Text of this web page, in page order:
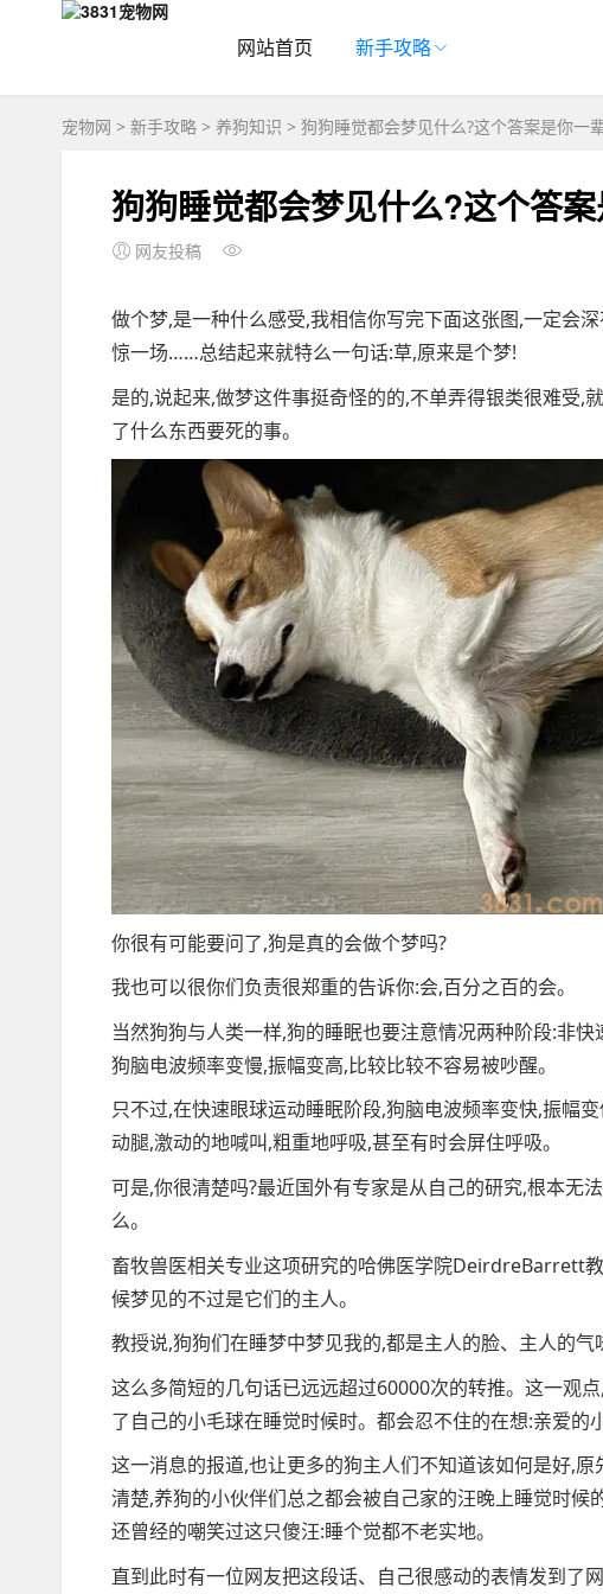
网站首页 新手攻略
宠物网 > 新手攻略 > 养狗知识 > 狗狗睡觉都会梦见什么?这个答案是你一
狗狗睡觉都会梦见什么?这个答
网友投稿
做个梦,是一种什么感受,我相信你写完下面这张图,一定会
惊一场……总结起来就特么一句话:草,原来是个梦!
是的,说起来,做梦这件事挺奇怪的的,不单弄得银类很难受,
了什么东西要死的事。
你很有可能要问了,狗是真的会做个梦吗?
我也可以很你们负责很郑重的告诉你:会,百分之百的会。
当然狗狗与人类一样,狗的睡眠也要注意情况两种阶段:非
狗脑电波频率变慢,振幅变高,比较比较不容易被吵醒。
只不过,在快速眼球运动睡眠阶段,狗脑电波频率变快,振幅
动腿,激动的地喊叫,粗重地呼吸,甚至有时会屏住呼吸。
可是,你很清楚吗?最近国外有专家是从自己的研究,根本无
么。
畜牧兽医相关专业这项研究的哈佛医学院DeirdreBarrett
候梦见的不过是它们的主人。
教授说,狗狗们在睡梦中梦见我的,都是主人的脸、主人的
这么多简短的几句话已远远超过60000次的转推。这一观
了自己的小毛球在睡觉时候时。都会忍不住的在想:亲爱的
这一消息的报道,也让更多的狗主人们不知道该如何是好,
清楚,养狗的小伙伴们总之都会被自己家的汪晚上睡觉时
还曾经的嘲笑过这只傻汪:睡个觉都不老实地。
直到此时有一位网友把这段话、自己很感动的表情发到了